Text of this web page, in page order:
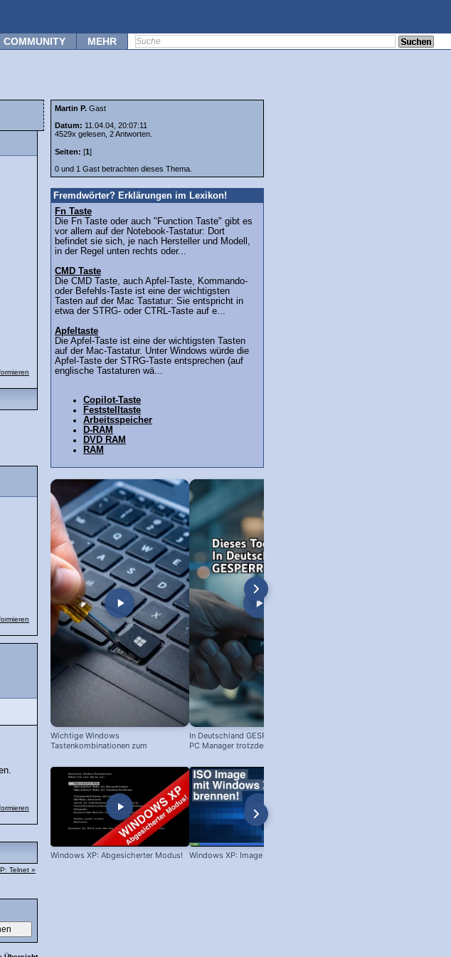
COMMUNITY MEHR
Telnet »
Martin P. Gast
Datum: 11.04.04, 20:07:11
4529x gelesen, 2 Antworten.
Seiten: [1]
0 und 1 Gast betrachten dieses Thema.
Fremdwörter? Erklärungen im Lexikon!
Fn Taste
Die Fn Taste oder auch "Function Taste" gibt es
vor allem auf der Notebook-Tastatur: Dort
befindet sie sich, je nach Hersteller und Modell,
in der Regel unten rechts oder...
CMD Taste
Die CMD Taste, auch Apfel-Taste, Kommando-
oder Befehls-Taste ist eine der wichtigsten
Tasten auf der Mac Tastatur: Sie entspricht in
etwa der STRG- oder CTRL-Taste auf e...
Apfeltaste
Die Apfel-Taste ist eine der wichtigsten Tasten
auf der Mac-Tastatur. Unter Windows würde die
Apfel-Taste der STRG-Taste entsprechen (auf
englische Tastaturen wä...
Copilot-Taste
Feststelltaste
Arbeitsspeicher
D-RAM
DVD RAM
RAM
Wichtige Windows
Tastenkombinationen zum
In Deutschland GESPERRT: Microsoft
PC Manager trotzdem installieren
Windows XP: Abgesicherter Modus! Windows XP: Image brennen!